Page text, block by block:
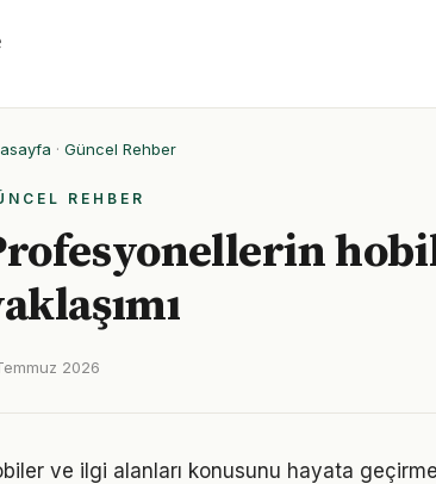
· Güncel Rehber
REHBER
2026
ve ilgi alanları konusunu hayata